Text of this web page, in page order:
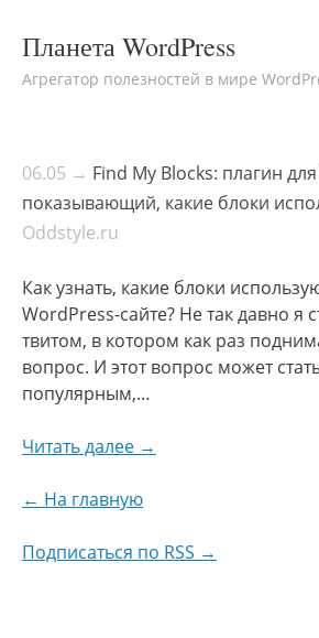
Планета WordPress
Агрегатор полезностей в мире
06.05 → Find My Blocks: плагин
показывающий, какие блоки
Oddstyle.ru
Как узнать, какие блоки
WordPress-сайте? Не так давно я
твитом, в котором как раз
вопрос. И этот вопрос может
популярным,…
Читать далее →
← На главную
Подписаться по RSS →